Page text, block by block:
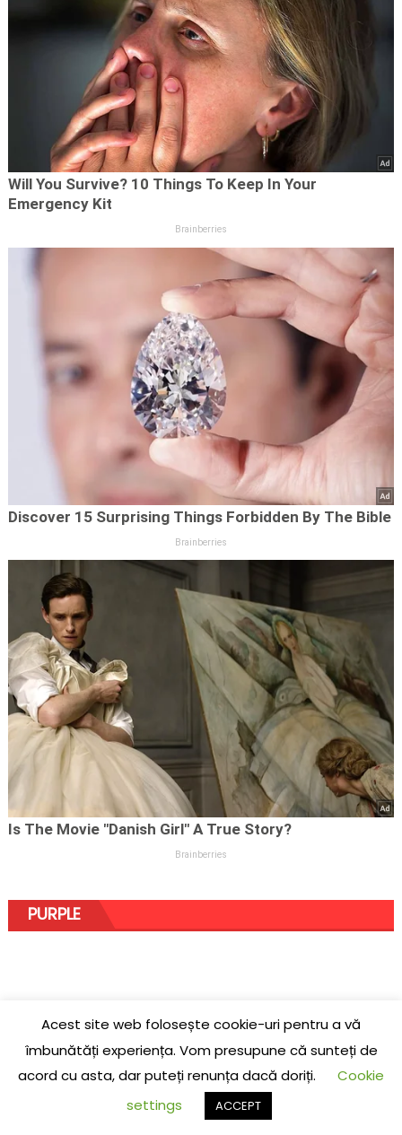
PURPLE
Acest site web folosește cookie-uri pentru a vă
îmbunătăți experiența. Vom presupune că sunteți de
acord cu asta, dar puteți renunța dacă doriți.
Cookie
settings
ACCEPT